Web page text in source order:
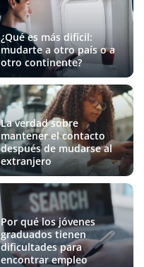
¿Qué es más difícil:
mudarte a otro país o a
otro continente?
La verdad sobre
mantener el contacto
después de mudarse al
extranjero
Por qué los jóvenes
graduados tienen
dificultades para
encontrar empleo